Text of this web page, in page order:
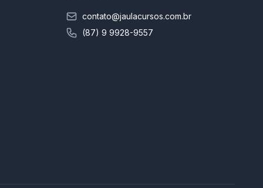
contato@jaulacursos.com.br
(87) 9 9928-9557